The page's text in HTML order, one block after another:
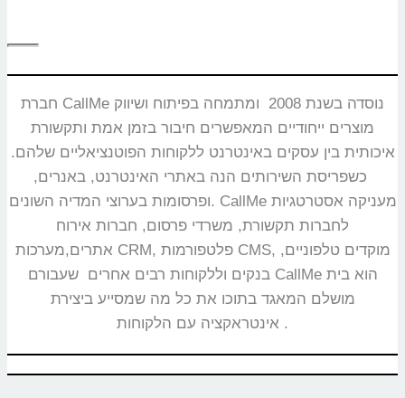
חברת CallMe נוסדה בשנת 2008 ומתמחה בפיתוח ושיווק
מוצרים ייחודיים המאפשרים חיבור בזמן אמת ותקשורת
איכותית בין עסקים באינטרנט ללקוחות הפוטנציאליים שלהם.
כשפריסת השירותים הנה באתרי האינטרנט, באנרים,
ופרסומות בערוצי המדיה השונים. CallMe מעניקה אסטרטגיות
לחברות תקשורת, משרדי פרסום, חברות אירוח
אתרים,מערכות CRM, פלטפורמות CMS, מוקדים טלפוניים,
בנקים וללקוחות רבים אחרים שעבורם CallMe הוא בית
מושלם המאגד בתוכו את כל מה שמסייע ביצירת
אינטראקציה עם הלקוחות.